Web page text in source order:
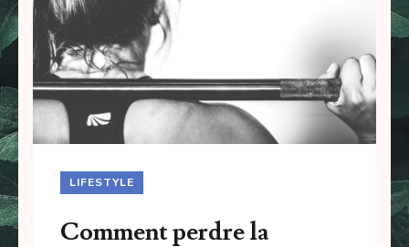
LIFESTYLE
Comment perdre la